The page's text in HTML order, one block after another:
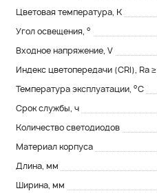
Цветовая температура, K
Угол освещения, °
Входное напряжение, V
Индекс цветопередачи (CRI), Ra ≥
Температура эксплуатации, °С
Срок службы, ч
Количество светодиодов
Материал корпуса
Длина, мм
Ширина, мм